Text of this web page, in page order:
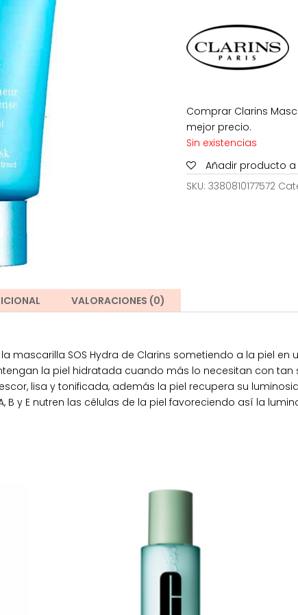
Comprar Clarins
mejor precio.
Sin existencias
Añadir producto
SKU: 3380810177572
VALORACIONES (0)
mascarilla SOS Hydra de Clarins sometiendo a la piel
la piel hidratada cuando más lo necesitan con tan
lisa y tonificada, además la piel recupera su
B y E nutren las células de la piel favoreciendo así la